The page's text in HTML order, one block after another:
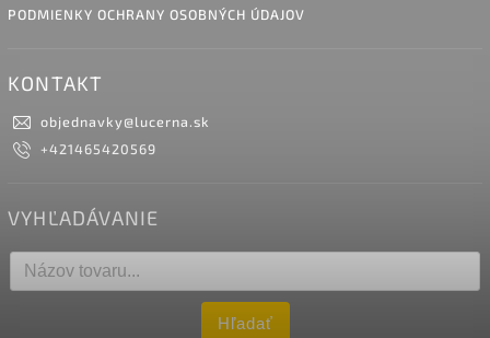
PODMIENKY OCHRANY OSOBNÝCH ÚDAJOV
KONTAKT
objednavky@lucerna.sk
+421465420569
VYHĽADÁVANIE
Hľadať